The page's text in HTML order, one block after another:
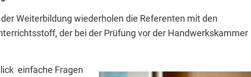
Weiterbildung wiederholen die Referenten mit den
der bei der Prüfung vor der Handwerkskammer
einfache Fragen